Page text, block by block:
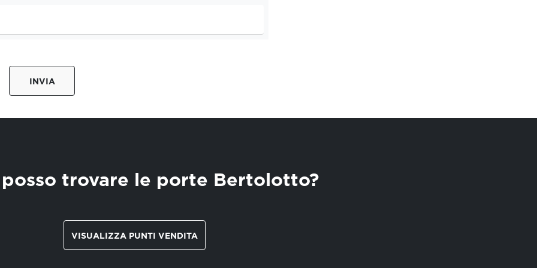
INVIA
trovare le porte Bertolotto?
VISUALIZZA PUNTI VENDITA